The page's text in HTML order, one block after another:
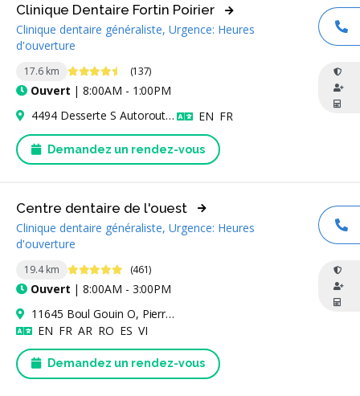
17.6 km 4.6 étoiles (137)
Ouvert | 8:00AM - 1:00PM
Clinique Dentaire Fortin Poirier
Clinique dentaire généraliste, Urgence: Heures
d'ouverture
Demandez un rendez-vous
4494 Desserte S Autoroute 440 Suite 250, Laval, QC H7T 2P7, Canada EN Anglais
FR
19.4 km 4.8 étoiles (461)
Ouvert | 8:00AM - 3:00PM
Centre dentaire de l'ouest
Clinique dentaire généraliste, Urgence: Heures
d'ouverture
Demandez un rendez-vous
11645 Boul Gouin O, Pierrefonds, QC H8Y 1Y4, Canada
EN Anglais
FR Français
AR Arabe
RO Roumain
ES Espagnol
VI